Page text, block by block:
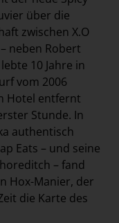
über die
zwischen X.O
neben Robert
10 Jahre in
vom 2006
Hotel entfernt
Stunde. In
authentisch
Eats – und seine
– fand
Hox-Manier, der
die Karte des